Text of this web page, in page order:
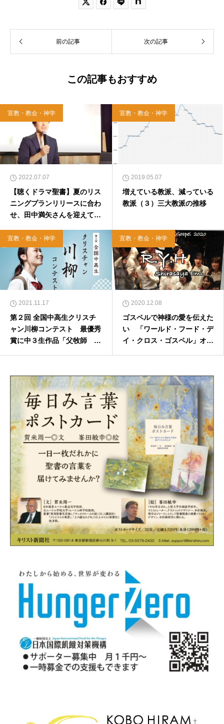
前の記事 次の記事
この記事もおすすめ
宣教・教会・神学
2022.07.07
【聴くドラマ聖書】夏のリス
ニングプランリリースに合わ
せ、田中満矢さんを迎えてト
宣教・教会・神学
2019.05.07
増えている教派、減っている
教派（３）三大教派の推移
宣教・教会・神学
2021.11.17
第２回 全国中高生クリスチ
ャン川柳コンテスト 最優秀
賞に中３生作品「父牧師 ど
宣教・教会・神学
2020.12.08
ゴスペルで神様の愛を伝えた
い 「ワールド・フード・デ
イ・クロス・ゴスペル」オン